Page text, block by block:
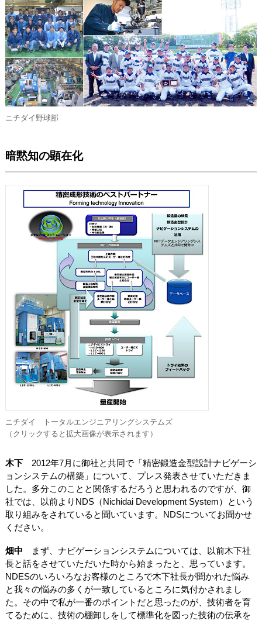
ニチダイ野球部
暗黙知の顕在化
ニチダイ トータルエンジニアリングシステムズ
（クリックすると拡大画像が表示されます）
木下2012年7月に御社と共同で「精密鍛造金型設計ナビゲーシ
ョンシステムの構築」について、プレス発表させていただきま
した。多分このことと関係するだろうと思われるのですが、御
社では、以前よりNDS（Nichidai Development System）という
取り組みをされていると聞いています。NDSについてお聞かせ
ください。
畑中 まず、ナビゲーションシステムについては、以前木下社
長と話をさせていただいた時から始まったと、思っています。
NDESのいろいろなお客様のところで木下社長が聞かれた悩み
と我々の悩みの多くが一致しているところに気付かされまし
た。その中で私が一番のポイントだと思ったのが、技術者を育
てるために、技術の棚卸しをして標準化を図った技術の伝承を